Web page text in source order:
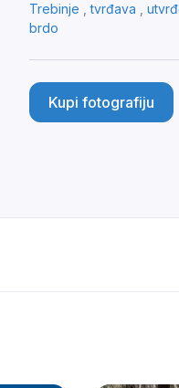
Trebinje ,tvrđava ,
brdo
Kupi fotografiju